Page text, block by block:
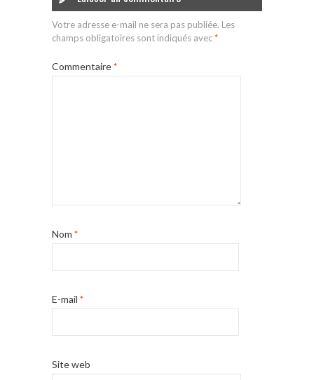
Votre adresse e-mail ne sera pas publiée. Les
champs obligatoires sont indiqués avec*
Commentaire*
Nom *
E-mail *
Site web